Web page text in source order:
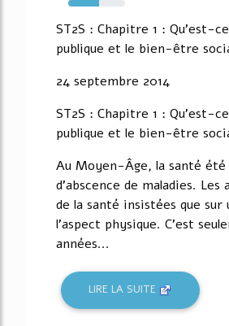
54%
ST2S : Chapitre 1 : Qu'est-
publique et le bien-être
24 septembre 2014
ST2S : Chapitre 1 : Qu'est-
publique et le bien-être
Au Moyen-Âge, la santé été
d'abscence de maladies.
de la santé insistées que sur
l'aspect physique. C'est
années...
LIRE LA SUITE